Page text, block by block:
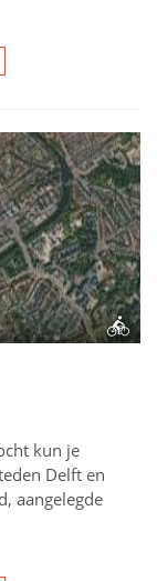
kun je
Delft en
aangelegde